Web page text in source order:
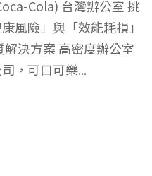
Cola) 台灣辦公室 挑
風險」與「效能耗損」
決方案 高密度辦公室
，可口可樂...